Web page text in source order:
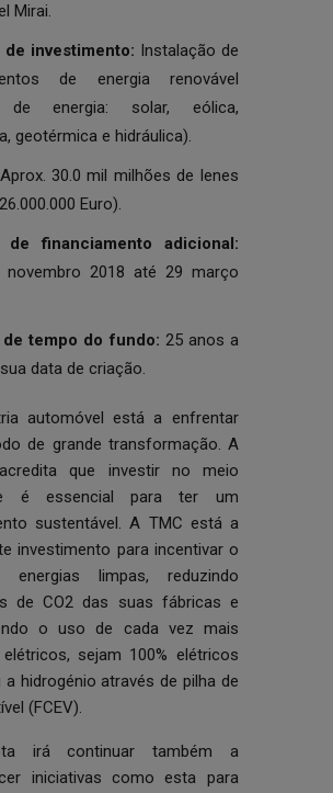
Mirai.
de investimento: Instalação de
de energia renovável
de energia: solar, eólica,
geotérmica e hidráulica).
Aprox. 30.0 mil milhões de Ienes
Euro).
de financiamento adicional:
2018 até 29 março
tempo do fundo: 25 anos a
data de criação.
automóvel está a enfrentar
de grande transformação. A
que investir no meio
é essencial para ter um
sustentável. A TMC está a
investimento para incentivar o
limpas, reduzindo
de CO2 das suas fábricas e
o uso de cada vez mais
sejam 100% elétricos
a hidrogénio através de pilha de
(FCEV).
irá continuar também a
iniciativas como esta para